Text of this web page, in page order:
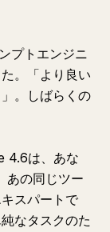
プトエンジニ
。「より良い
。しばらくの
4.6は、あな
あの同じツー
スパートで
なタスクのた